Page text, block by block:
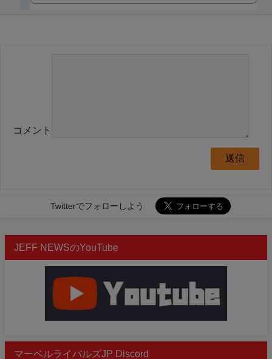
コメント
Twitterでフォローしよう
JEFF NEWSのYouTube
マーベルライバルズJP Discord